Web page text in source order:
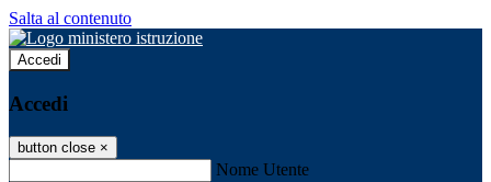
Salta al contenuto
Accedi
Accedi
button close ×
Nome Utente